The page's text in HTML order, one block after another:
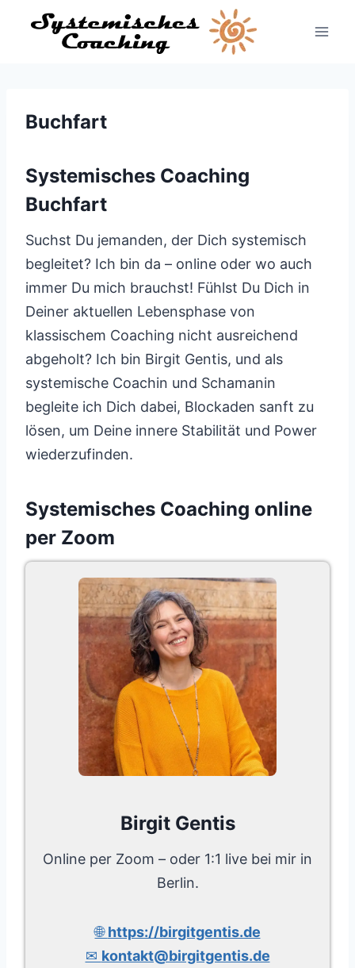
Inhalt
Buchfart
Systemisches Coaching
Buchfart
Suchst Du jemanden, der Dich systemisch
begleitet? Ich bin da – online oder wo auch
immer Du mich brauchst! Fühlst Du Dich in
Deiner aktuellen Lebensphase von
klassischem Coaching nicht ausreichend
abgeholt? Ich bin Birgit Gentis, und als
systemische Coachin und Schamanin
begleite ich Dich dabei, Blockaden sanft zu
lösen, um Deine innere Stabilität und Power
wiederzufinden.
Systemisches Coaching online
per Zoom
Birgit Gentis
Online per Zoom – oder 1:1 live bei mir in
Berlin.
🌐https://birgitgentis.de
✉ kontakt@birgitgentis.de